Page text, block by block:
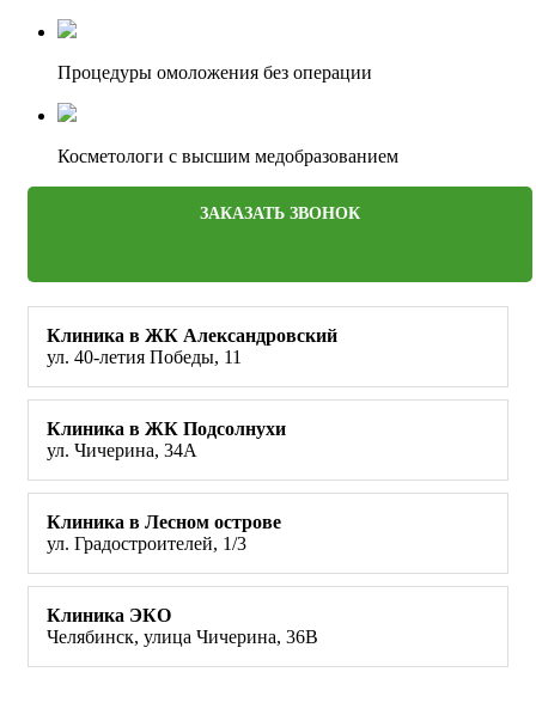
Процедуры омоложения без операции
Косметологи с высшим медобразованием
ЗАКАЗАТЬ ЗВОНОК
Клиника в ЖК Александровский
ул. 40-летия Победы, 11
Клиника в ЖК Подсолнухи
ул. Чичерина, 34А
Клиника в Лесном острове
ул. Градостроителей, 1/3
Клиника ЭКО
Челябинск, улица Чичерина, 36В